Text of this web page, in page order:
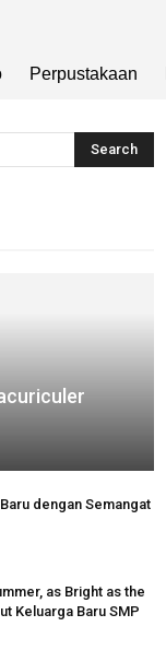
Perpustakaan
dengan Semangat
as Bright as the
Keluarga Baru SMP